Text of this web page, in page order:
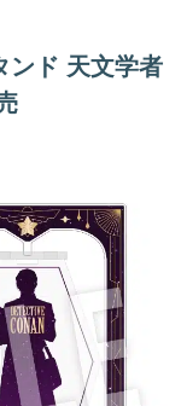
ンド 天文学者